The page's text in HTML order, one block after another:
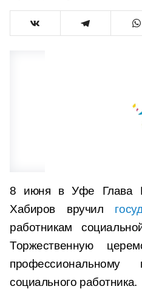
8 июня в Уфе Глава
Хабиров вручил
работникам
Торжественную
социального работника.